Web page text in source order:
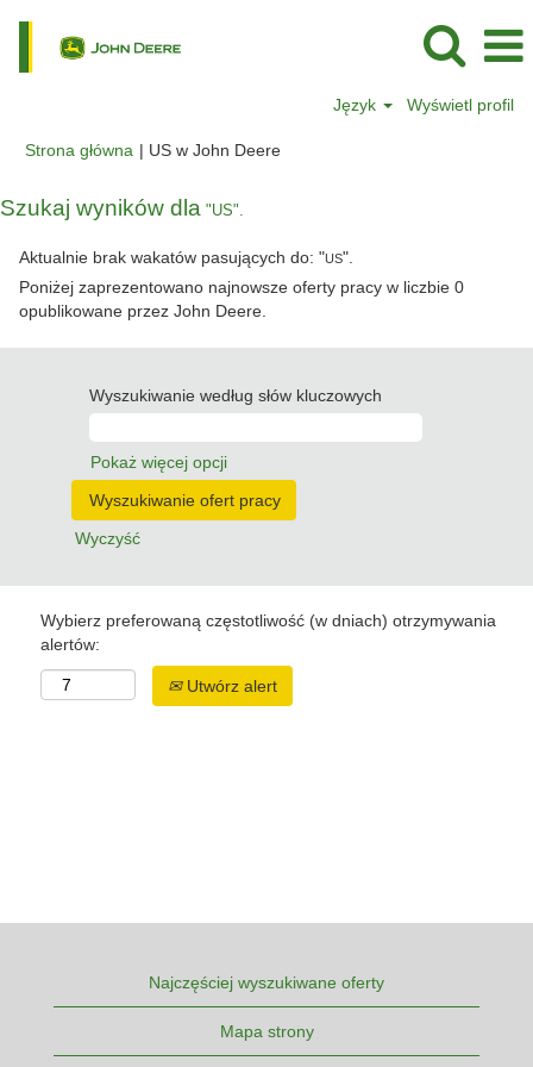
Język Wyświetl profil
Strona główna | US w John Deere(bieżąca
Szukaj wyników dla "US".
Aktualnie brak wakatów pasujących do: "US".
Poniżej zaprezentowano najnowsze oferty pracy w liczbie 0
opublikowane przez John Deere.
Wyszukiwanie według słów kluczowych
Pokaż więcej opcji
Wyczyść
Wybierz preferowaną częstotliwość (w dniach) otrzymywania
alertów:
Utwórz alert
Najczęściej wyszukiwane oferty
Mapa strony